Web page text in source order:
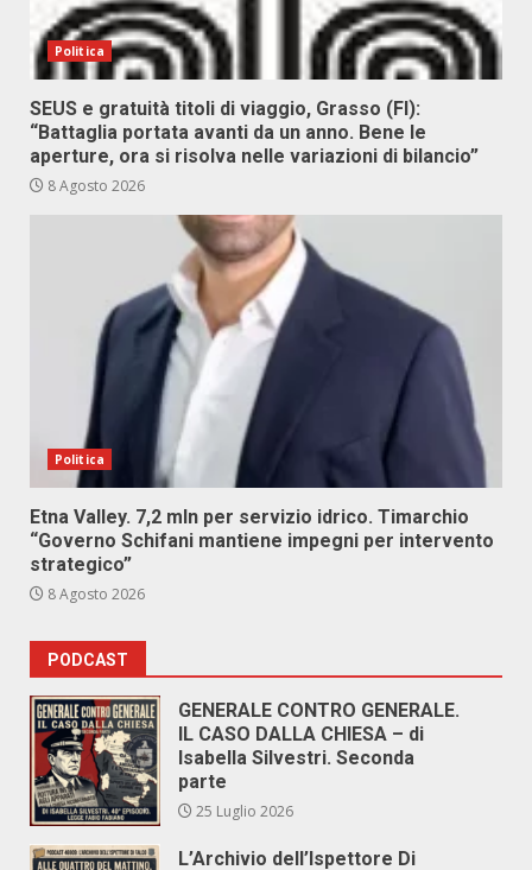
Politica
SEUS e gratuità titoli di viaggio, Grasso (FI):
“Battaglia portata avanti da un anno. Bene le
aperture, ora si risolva nelle variazioni di bilancio”
8 Agosto 2026
Politica
Etna Valley. 7,2 mln per servizio idrico. Timarchio
“Governo Schifani mantiene impegni per intervento
strategico”
8 Agosto 2026
PODCAST
GENERALE CONTRO GENERALE.
IL CASO DALLA CHIESA – di
Isabella Silvestri. Seconda
parte
25 Luglio 2026
L’Archivio dell’Ispettore Di